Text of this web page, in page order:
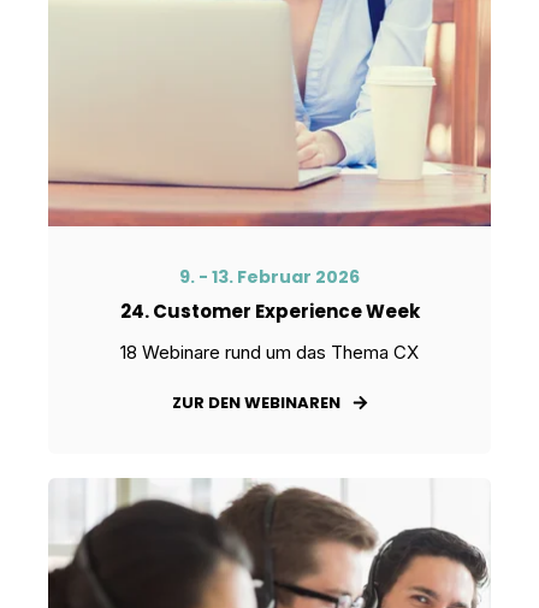
9. - 13. Februar 2026
24. Customer Experience Week
18 Webinare rund um das Thema CX
ZUR DEN WEBINAREN